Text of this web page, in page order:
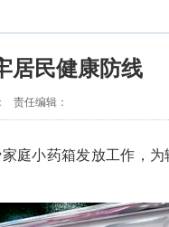
居民健康防线
责任编辑：
庭小药箱发放工作，为